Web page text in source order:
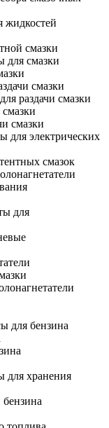
жидкостей
смазки
для смазки
смазки
раздачи смазки
смазки
для электрических
смазок
для
для бензина
для хранения
бензина